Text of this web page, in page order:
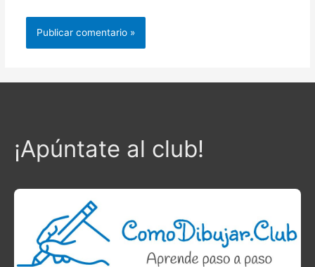
¡Apúntate al club!